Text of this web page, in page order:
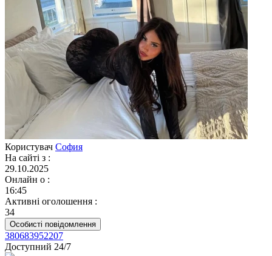
Користувач София
На сайті з :
29.10.2025
Онлайн о :
16:45
Активні оголошення :
34
Особисті повідомлення
380683952207
Доступний 24/7